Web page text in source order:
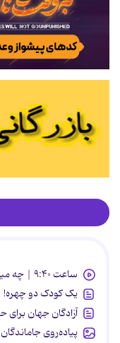
ساعت ۹:۴۰ | چه میراثی از خود به جای گذاشت؟
یک کودک دو چهره!
آزادگان جهان
پیاده‌روی